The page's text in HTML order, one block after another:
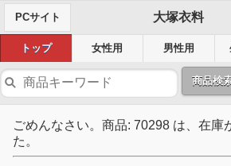
PCサイト 大塚衣料
トップ 女性用 男性用
商品検
ごめんなさい。商品: 70298 は、在庫
た。